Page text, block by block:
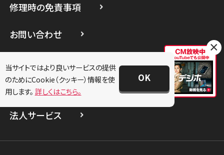
スマホスピタル 登戸・向ヶ丘遊園
スマホスピタル 武蔵小杉
スマホスピタル横浜駅前
スマホスピタル横浜関内
スマホスピタル テルル上大岡
修理時の免責事項
お問い合わせ
スタッフ募集
法人サービス
×
当サイトではより良いサービスの提供
のためにCookie（クッキー）情報を使
用します。 詳しくはこちら。
OK